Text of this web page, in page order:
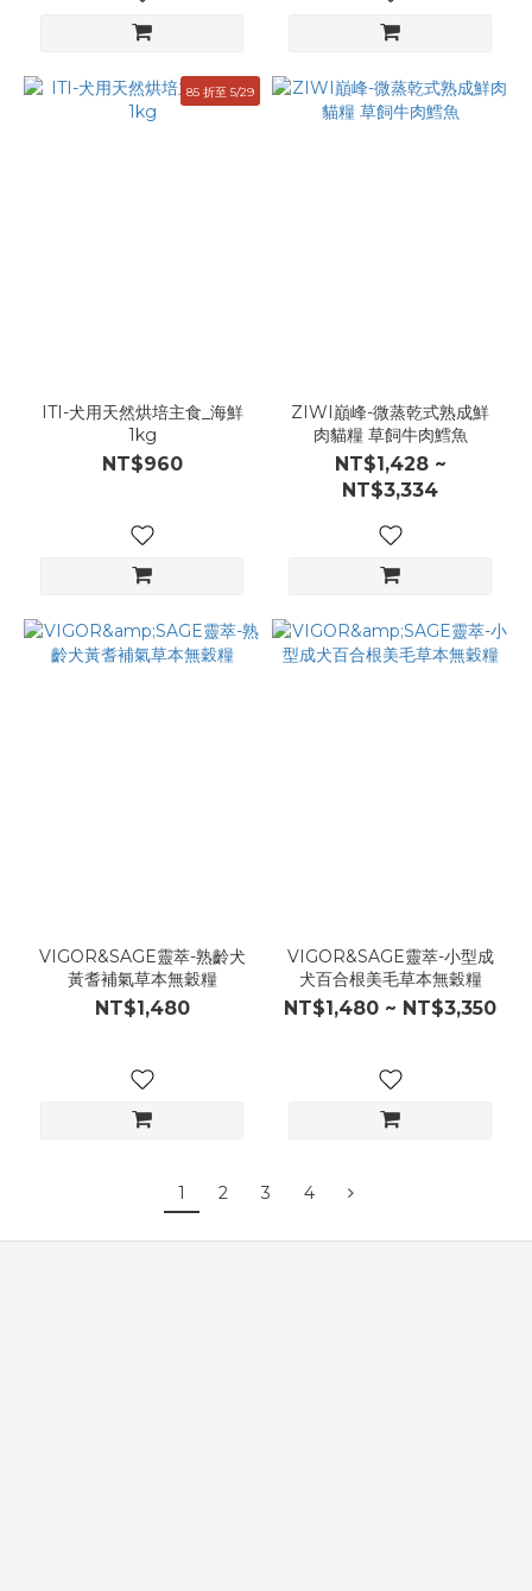
85 折至 5/29
ITI-犬用天然烘培主食_海鮮
1kg
NT$960
ZIWI巔峰-微蒸乾式熟成鮮
肉貓糧 草飼牛肉鱈魚
NT$1,428 ~
NT$3,334
VIGOR&SAGE靈萃-熟齡犬
黃耆補氣草本無穀糧
NT$1,480
VIGOR&SAGE靈萃-小型成
犬百合根美毛草本無穀糧
NT$1,480 ~ NT$3,350
1 2 3 4